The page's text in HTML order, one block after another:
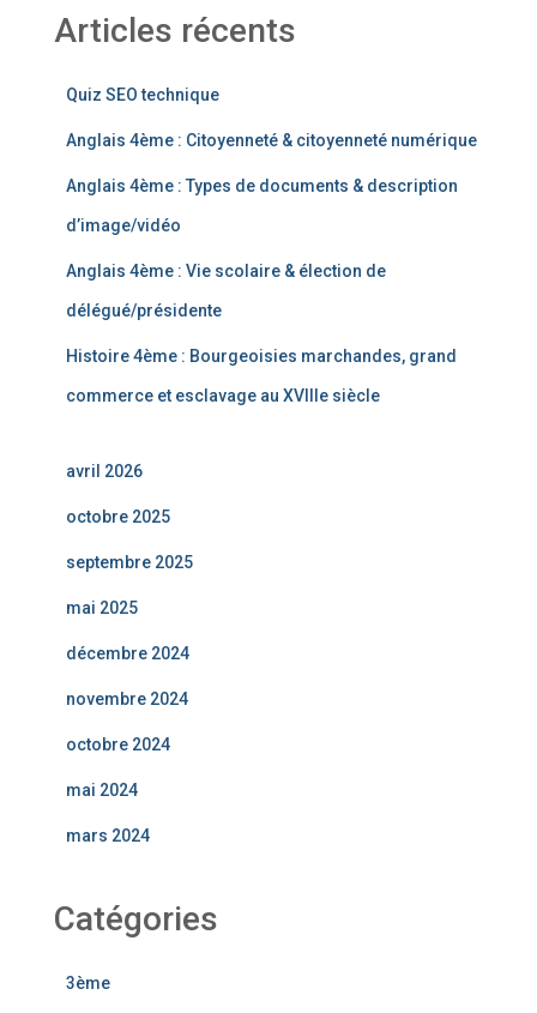
Articles récents
Quiz SEO technique
Anglais 4ème : Citoyenneté & citoyenneté numérique
Anglais 4ème : Types de documents & description
d’image/vidéo
Anglais 4ème : Vie scolaire & élection de
délégué/présidente
Histoire 4ème : Bourgeoisies marchandes, grand
commerce et esclavage au XVIIIe siècle
avril 2026
octobre 2025
septembre 2025
mai 2025
décembre 2024
novembre 2024
octobre 2024
mai 2024
mars 2024
Catégories
3ème